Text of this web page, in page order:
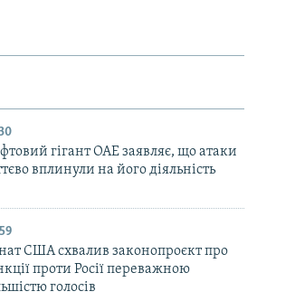
гігант ОАЕ заявляє, що атаки
вплинули на його діяльність
США схвалив законопроєкт про
проти Росії переважною
голосів